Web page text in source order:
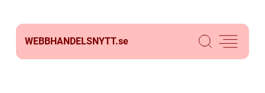
WEBBHANDELSNYTT.se